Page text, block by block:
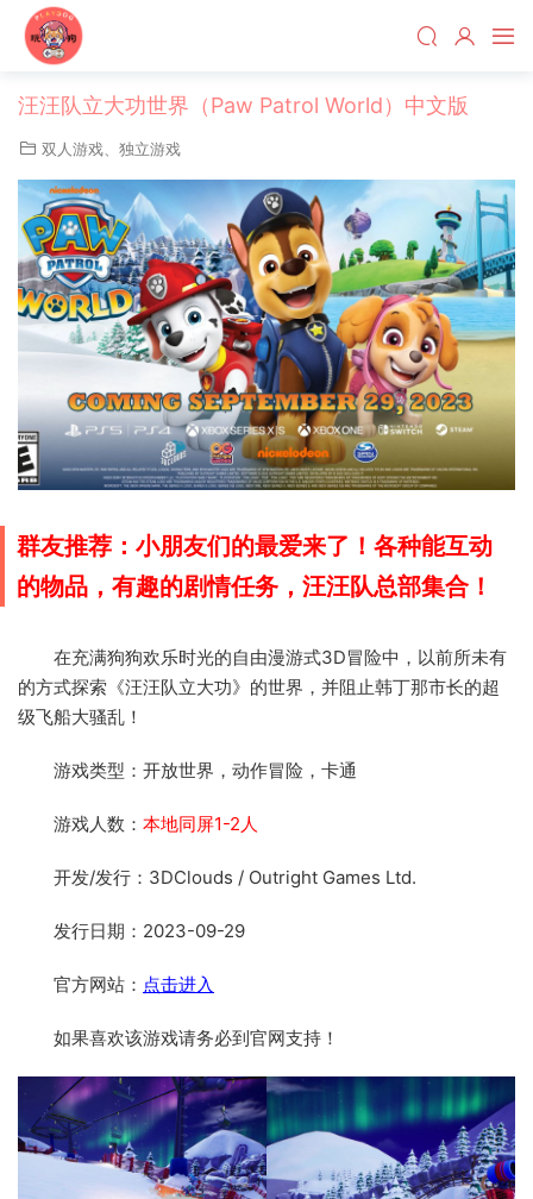
汪汪队立大功世界（Paw Patrol World）中文版
双人游戏 独立游戏
群友推荐：小朋友们的最爱来了！各种能互动
的物品，有趣的剧情任务，汪汪队总部集合！
在充满狗狗欢乐时光的自由漫游式3D冒险中，以前所未有
的方式探索《汪汪队立大功》的世界，并阻止韩丁那市长的超
级飞船大骚乱！
游戏类型：开放世界，动作冒险，卡通
游戏人数： 本地同屏1-2人
开发/发行：3DClouds / Outright Games Ltd.
发行日期：2023-09-29
官方网站： 点击进入
如果喜欢该游戏请务必到官网支持！